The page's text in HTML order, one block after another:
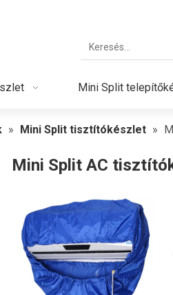
Mini Split
» Mini Split tisztítókészlet »
Mini Split AC